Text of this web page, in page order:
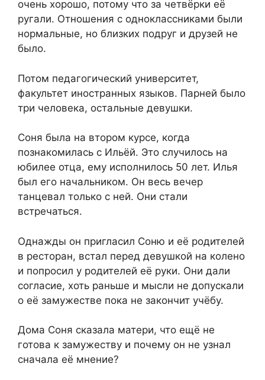
очень хорошо, потому что за четвёрки её
ругали. Отношения с одноклассниками были
нормальные, но близких подруг и друзей не
было.
Потом педагогический университет,
факультет иностранных языков. Парней было
три человека, остальные девушки.
Соня была на втором курсе, когда
познакомилась с Ильёй. Это случилось на
юбилее отца, ему исполнилось 50 лет. Илья
был его начальником. Он весь вечер
танцевал только с ней. Они стали
встречаться.
Однажды он пригласил Соню и её родителей
в ресторан, встал перед девушкой на колено
и попросил у родителей её руки. Они дали
согласие, хоть раньше и мысли не допускали
о её замужестве пока не закончит учёбу.
Дома Соня сказала матери, что ещё не
готова к замужеству и почему он не узнал
сначала её мнение?